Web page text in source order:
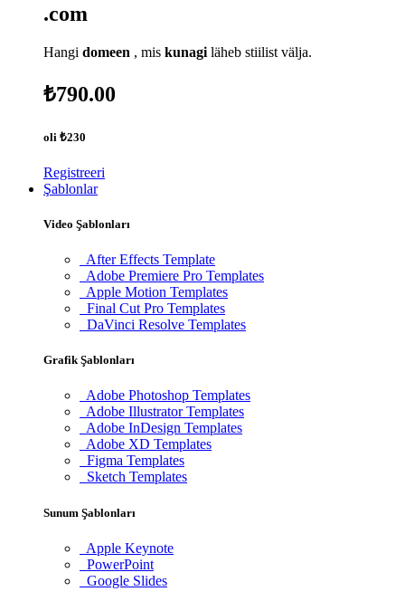
.com
Hangi domeen , mis kunagi läheb stiilist välja.
₺790.00
oli ₺230
Registreeri
Şablonlar
Video Şablonları
After Effects Template
Adobe Premiere Pro Templates
Apple Motion Templates
Final Cut Pro Templates
DaVinci Resolve Templates
Grafik Şablonları
Adobe Photoshop Templates
Adobe Illustrator Templates
Adobe InDesign Templates
Adobe XD Templates
Figma Templates
Sketch Templates
Sunum Şablonları
Apple Keynote
PowerPoint
Google Slides